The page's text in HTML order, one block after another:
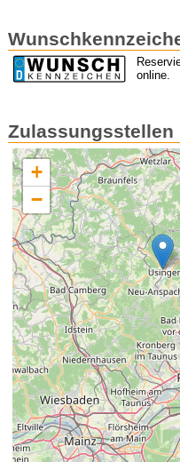
online.
Zulassungsstellen
+
−